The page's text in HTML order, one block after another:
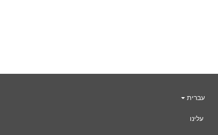
עברית
עלינו